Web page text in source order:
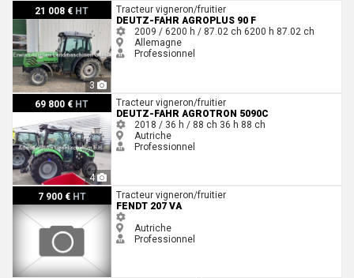
21 008 € HT
3
Deutz-Fahr AGROPLUS 90 FTracteur vigneron/fruitier
DEUTZ-FAHR AGROPLUS 90 F
2009 / 6200 h / 87.02 ch 6200 h 87.02 ch
Allemagne
Professionnel
69 800 € HT
4
Deutz-Fahr Agrotron 5090CTracteur vigneron/fruitier
DEUTZ-FAHR AGROTRON 5090C
2018 / 36 h / 88 ch 36 h 88 ch
Autriche
Professionnel
7 900 € HT
Fendt 207 VA
Tracteur vigneron/fruitier
FENDT 207 VA
Autriche
Professionnel